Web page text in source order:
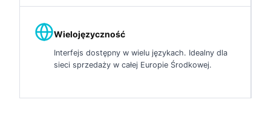
Wielojęzyczność
Interfejs dostępny w wielu językach. Idealny dla
sieci sprzedaży w całej Europie Środkowej.